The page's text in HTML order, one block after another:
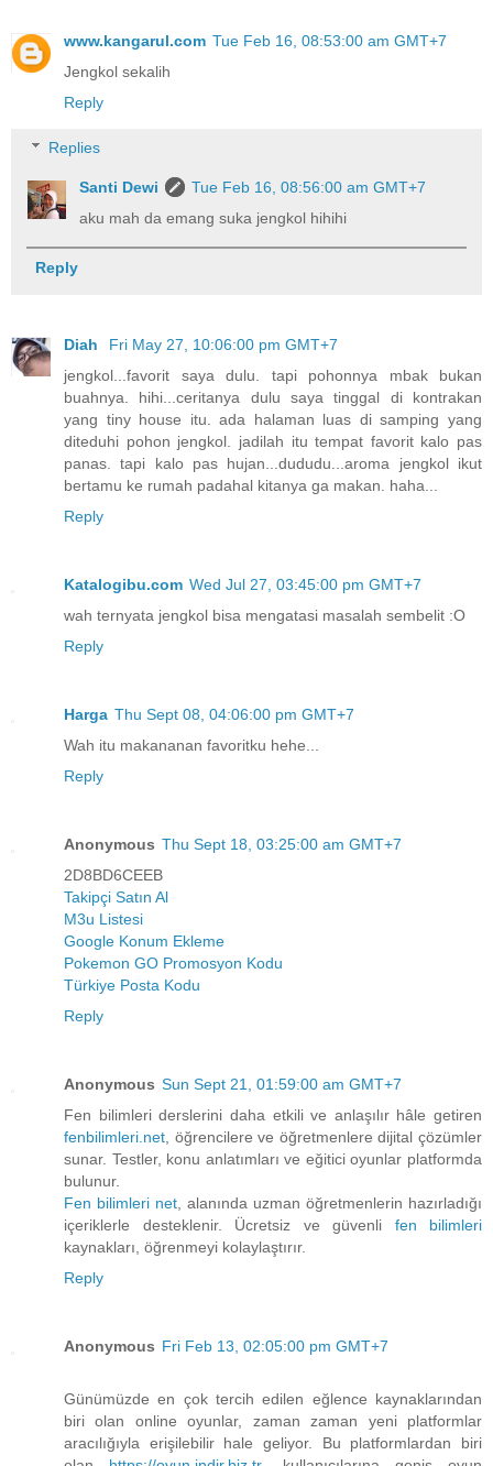
www.kangarul.com Tue Feb 16, 08:53:00 am GMT+7
Jengkol sekalih
Reply
Replies
Santi Dewi
Tue Feb 16, 08:56:00 am GMT+7
aku mah da emang suka jengkol hihihi
Reply
Diah
Fri May 27, 10:06:00 pm GMT+7
jengkol...favorit saya dulu. tapi pohonnya mbak bukan
buahnya. hihi...ceritanya dulu saya tinggal di kontrakan
yang tiny house itu. ada halaman luas di samping yang
diteduhi pohon jengkol. jadilah itu tempat favorit kalo pas
panas. tapi kalo pas hujan...dududu...aroma jengkol ikut
bertamu ke rumah padahal kitanya ga makan. haha...
Reply
Katalogibu.com Wed Jul 27, 03:45:00 pm GMT+7
wah ternyata jengkol bisa mengatasi masalah sembelit :O
Reply
Harga Thu Sept 08, 04:06:00 pm GMT+7
Wah itu makananan favoritku hehe...
Reply
Anonymous Thu Sept 18, 03:25:00 am GMT+7
2D8BD6CEEB
Takipçi Satın Al
M3u Listesi
Google Konum Ekleme
Pokemon GO Promosyon Kodu
Türkiye Posta Kodu
Reply
Anonymous Sun Sept 21, 01:59:00 am GMT+7
Fen bilimleri derslerini daha etkili ve anlaşılır hâle getiren
fenbilimleri.net, öğrencilere ve öğretmenlere dijital çözümler
sunar. Testler, konu anlatımları ve eğitici oyunlar platformda
bulunur.
Fen bilimleri net, alanında uzman öğretmenlerin hazırladığı
içeriklerle desteklenir. Ücretsiz ve güvenli fen bilimleri
kaynakları, öğrenmeyi kolaylaştırır.
Reply
Anonymous Fri Feb 13, 02:05:00 pm GMT+7
Günümüzde en çok tercih edilen eğlence kaynaklarından
biri olan online oyunlar, zaman zaman yeni platformlar
aracılığıyla erişilebilir hale geliyor. Bu platformlardan biri